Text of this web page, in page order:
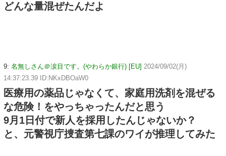
どんな量混ぜたんだよ
9: 名無しさん＠涙目です。(やわらか銀行) [EU] 2024/09/02(月)
14:37:23.39 ID:NKxDBOaW0
医療用の薬品じゃなくて、家庭用洗剤を混ぜる
な危険！をやっちゃったんだと思う
9月1日付で新人を採用したんじゃないか？
と、元警視庁捜査第七課のワイが推理してみた